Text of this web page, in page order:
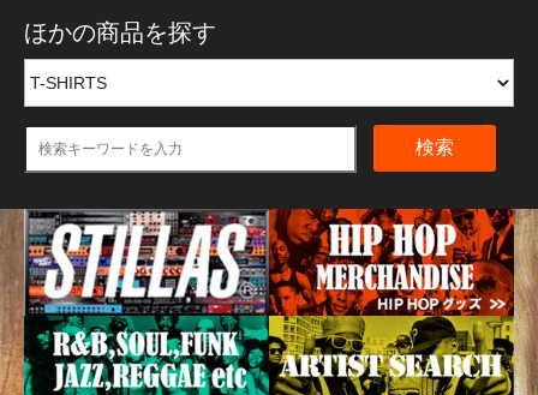
ほかの商品を探す
検索